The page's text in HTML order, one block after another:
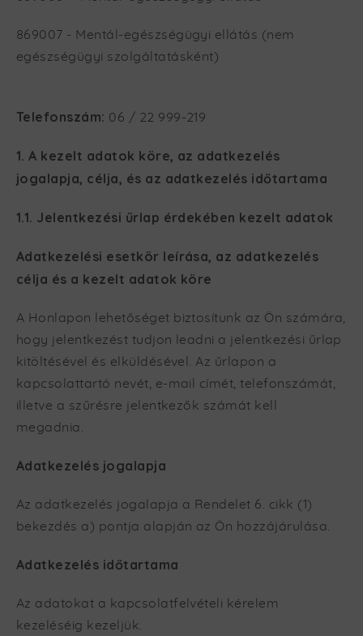
869007 - Mentál-egészségügyi ellátás (nem
egészségügyi szolgáltatásként)
Telefonszám: 06 / 22 999-219
1. A kezelt adatok köre, az adatkezelés
jogalapja, célja, és az adatkezelés időtartama
1.1. Jelentkezési űrlap érdekében kezelt adatok
Adatkezelési esetkör leírása, az adatkezelés
célja és a kezelt adatok köre
A Honlapon lehetőséget biztosítunk az Ön számára,
hogy jelentkezést tudjon leadni a jelentkezési űrlap
kitöltésével és elküldésével. Az űrlapon a
kapcsolattartó nevét, e-mail címét, telefonszámát,
illetve a szűrésre jelentkezők számát kell
megadnia.
Adatkezelés jogalapja
Az adatkezelés jogalapja a Rendelet 6. cikk (1)
bekezdés a) pontja alapján az Ön hozzájárulása.
Adatkezelés időtartama
Az adatokat a kapcsolatfelvételi kérelem
kezeléséig kezeljük.